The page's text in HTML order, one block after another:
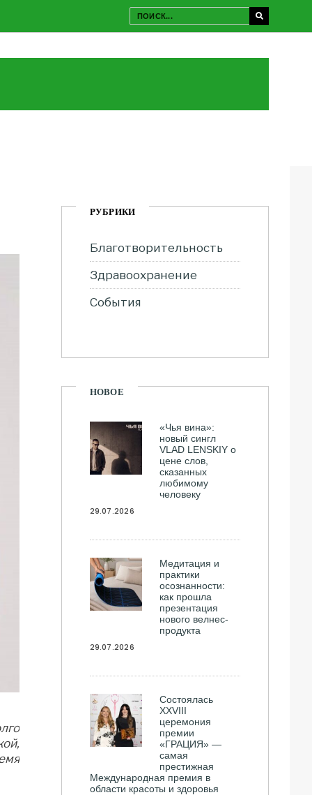
РУБРИКИ
Благотворительность
Здравоохранение
События
НОВОЕ
«Чья вина»:
новый сингл
VLAD LENSKIY о
цене слов,
сказанных
любимому
человеку
29.07.2026
Медитация и
практики
осознанности:
как прошла
презентация
нового велнес-
продукта
29.07.2026
Состоялась
ХXVIII
церемония
премии
«ГРАЦИЯ» —
самая
престижная
Международная премия в
области красоты и здоровья